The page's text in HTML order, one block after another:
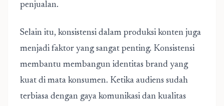
penjualan.
Selain itu, konsistensi dalam produksi konten juga
menjadi faktor yang sangat penting. Konsistensi
membantu membangun identitas brand yang
kuat di mata konsumen. Ketika audiens sudah
terbiasa dengan gaya komunikasi dan kualitas